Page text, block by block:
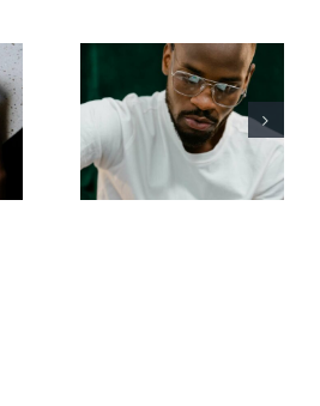
I 17 migliori
consigli
avanzati per
comprendere
l’algoritmo